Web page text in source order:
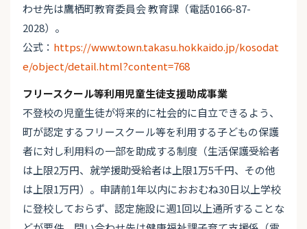
わせ先は鷹栖町教育委員会 教育課（電話0166-87-
2028）。
公式： https://www.town.takasu.hokkaido.jp/kosodat
e/object/detail.html?content=768
フリースクール等利用児童生徒支援助成事業
不登校の児童生徒が将来的に社会的に自立できるよう、
町が認定するフリースクール等を利用する子どもの保護
者に対し利用料の一部を助成する制度（生活保護受給者
は上限2万円、就学援助受給者は上限1万5千円、その他
は上限1万円）。申請前1年以内におおむね30日以上学校
に登校しておらず、認定施設に週1回以上通所することな